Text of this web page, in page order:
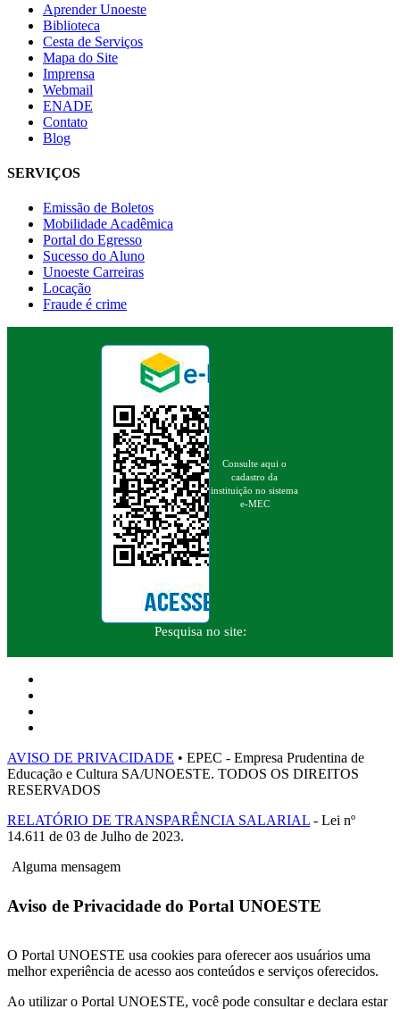
Aprender Unoeste
Biblioteca
Cesta de Serviços
Mapa do Site
Imprensa
Webmail
ENADE
Contato
Blog
SERVIÇOS
Emissão de Boletos
Mobilidade Acadêmica
Portal do Egresso
Sucesso do Aluno
Unoeste Carreiras
Locação
Fraude é crime
Consulte aqui o
cadastro da
instituição no sistema
e-MEC
Pesquisa no site:
AVISO DE PRIVACIDADE • EPEC - Empresa Prudentina de
Educação e Cultura SA/UNOESTE. TODOS OS DIREITOS
RESERVADOS
RELATÓRIO DE TRANSPARÊNCIA SALARIAL - Lei nº
14.611 de 03 de Julho de 2023.
Alguma mensagem
Aviso de Privacidade do Portal UNOESTE
O Portal UNOESTE usa cookies para oferecer aos usuários uma
melhor experiência de acesso aos conteúdos e serviços oferecidos.
Ao utilizar o Portal UNOESTE, você pode consultar e declara estar